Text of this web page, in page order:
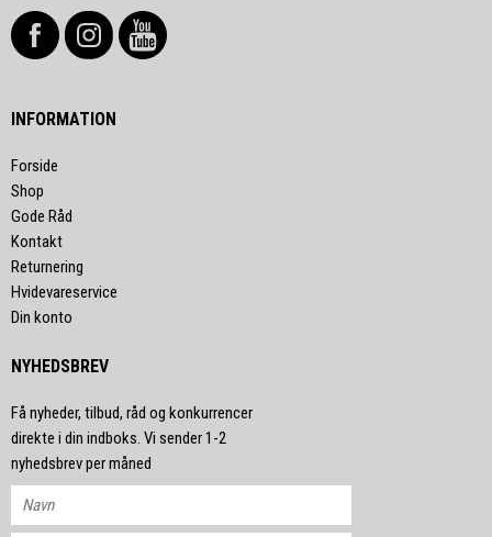
INFORMATION
Forside
Shop
Gode Råd
Kontakt
Returnering
Hvidevareservice
Din konto
NYHEDSBREV
Få nyheder, tilbud, råd og konkurrencer
direkte i din indboks. Vi sender 1-2
nyhedsbrev per måned